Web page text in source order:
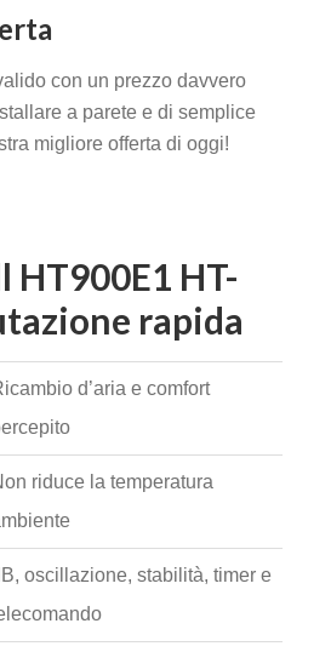
con un prezzo davvero
a parete e di semplice
migliore offerta di oggi!
HT900E1 HT-
rapida
d’aria e comfort
riduce la temperatura
oscillazione, stabilità, timer e